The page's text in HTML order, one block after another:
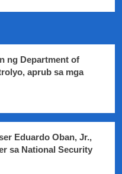
ng Department of
aprub sa mga
Eduardo Oban, Jr.,
sa National Security